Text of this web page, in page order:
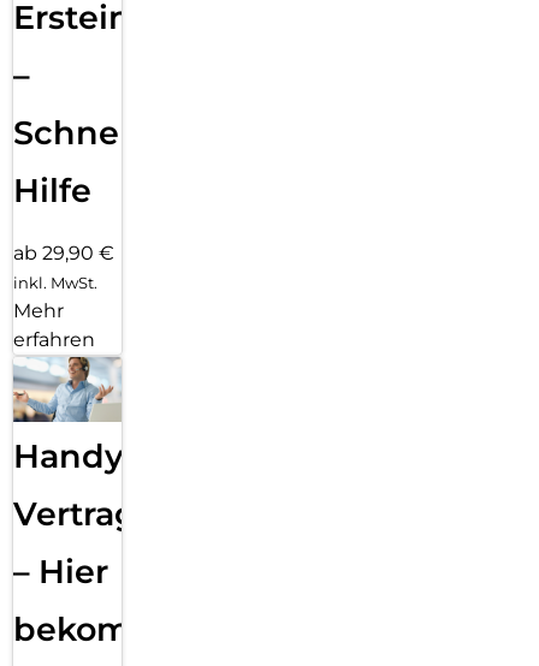
Ersteinrichtung
–
Schnelle
Hilfe
ab 29,90 €
inkl. MwSt.
Mehr
erfahren
Handy
Vertragsabwicklung
– Hier
bekommst